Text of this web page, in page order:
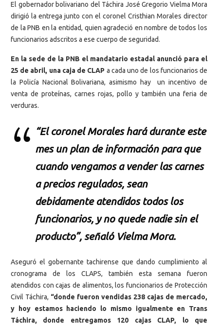
El gobernador bolivariano del Táchira José Gregorio Vielma Mora
dirigió la entrega junto con el coronel Cristhian Morales director
de la PNB en la entidad, quien agradeció en nombre de todos los
funcionarios adscritos a ese cuerpo de seguridad.
En la sede de la PNB el mandatario estadal anunció para el
25 de abril, una caja de CLAP a cada uno de los funcionarios de
la Policía Nacional Bolivariana, asimismo hay un incentivo de
venta de proteínas, carnes rojas, pollo y también una feria de
verduras.
“El coronel Morales hará durante este
mes un plan de información para que
cuando vengamos a vender las carnes
a precios regulados, sean
debidamente atendidos todos los
funcionarios, y no quede nadie sin el
producto”, señaló Vielma Mora.
Aseguró el gobernante tachirense que dando cumplimiento al
cronograma de los CLAPS, también esta semana fueron
atendidos con cajas de alimentos, los funcionarios de Protección
Civil Táchira, “donde fueron vendidas 238 cajas de mercado,
y hoy estamos haciendo lo mismo igualmente en Trans
Táchira, donde entregamos 120 cajas CLAP, lo que